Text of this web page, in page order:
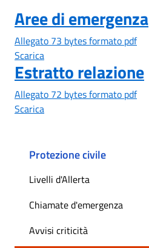
Aree di emergenza
Allegato 73 bytes formato pdf
Scarica
Estratto relazione
Allegato 72 bytes formato pdf
Scarica
Protezione civile
Livelli d'Allerta
Chiamate d'emergenza
Avvisi criticità